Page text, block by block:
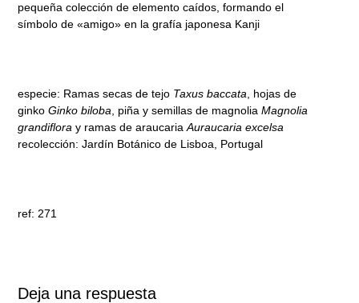
pequeña colección de elemento caídos, formando el
símbolo de «amigo» en la grafía japonesa Kanji
especie: Ramas secas de tejo Taxus baccata, hojas de
ginko Ginko biloba, piña y semillas de magnolia Magnolia
grandiflora y ramas de araucariaAuraucaria excelsa
recolección: Jardín Botánico de Lisboa, Portugal
ref: 271
Deja una respuesta